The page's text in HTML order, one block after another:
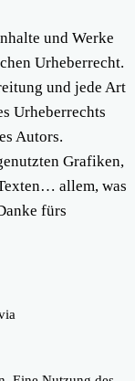
und Werke
Urheberrecht.
und jede Art
Urheberrechts
Autors.
Grafiken,
allem, was
fürs